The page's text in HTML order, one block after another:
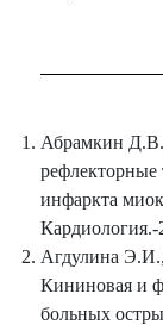
Абрамкин
рефлекторные
инфаркта
Агдулина
Кининовая и
больных